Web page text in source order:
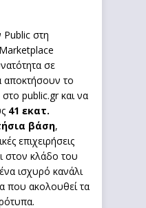
στη
σε
αποκτήσουν το
public.gr και να
41 εκατ.
βάση,
επιχειρήσεις
στον κλάδο του
ισχυρό κανάλι
που ακολουθεί τα